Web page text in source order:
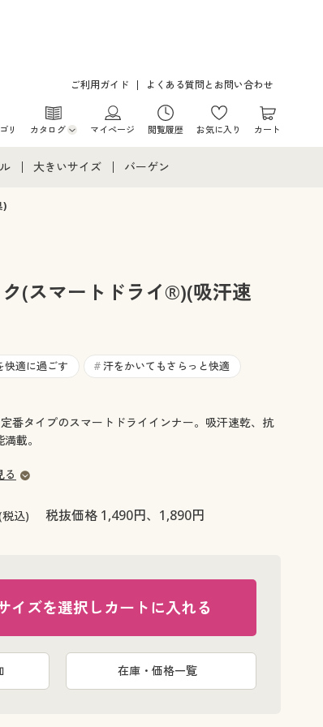
ご利用ガイド よくある質問とお問い合わせ
リ カタログ
・チラシからのご注文
マイページ 閲覧履歴 お気に入り カート
すべて
ーンズ下着
大きいサイズ
大きいサイズ レディース下着
大きいサイズ 事務・制服
バーゲン
)
(スマートドライ®)(吸汗速
快適に過ごす # 汗をかいてもさらっと快適
番タイプのスマートドライインナー。吸汗速乾、抗
載。
る
込) 税抜価格 1,490円、1,890円
イズを選択しカートに入れる
在庫・価格一覧